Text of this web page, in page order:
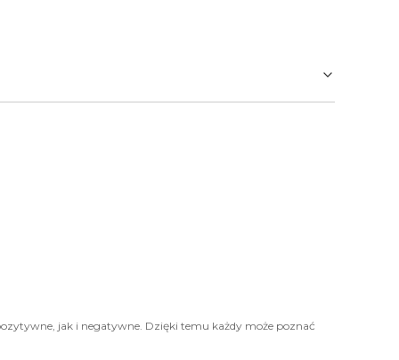
jak i negatywne. Dzięki temu każdy może poznać